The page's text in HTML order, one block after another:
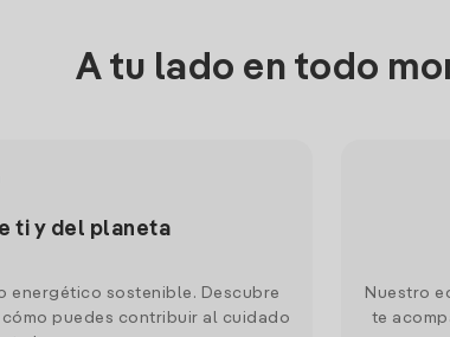
A tu lado en todo
ti y del planeta
energético sostenible. Descubre
puedes contribuir al cuidado
Nuestro
te